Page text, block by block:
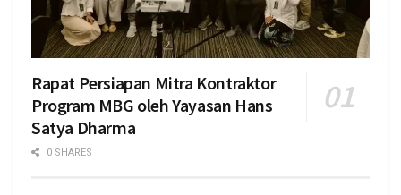
Rapat Persiapan Mitra Kontraktor
Program MBG oleh Yayasan Hans
Satya Dharma
0 SHARES